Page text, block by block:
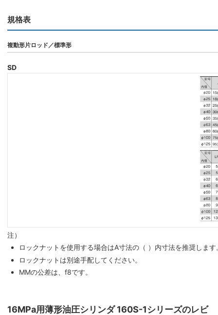
規格表
複動形片ロッド／標準形
SD
注）
ロックナットを使用する場合はA寸法の（ ）内寸法を推奨します
ロックナットは別途手配してください。
MMの公差は、f8です。
16MPa用薄形油圧シリンダ 160S-1シリーズのレビ